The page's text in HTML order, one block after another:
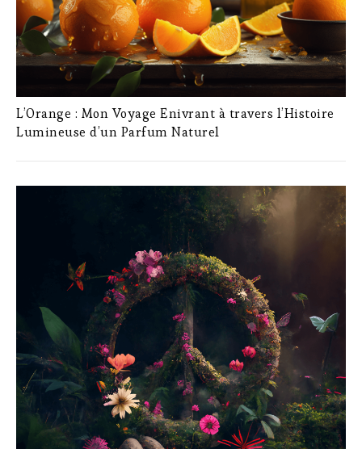
L’Orange : Mon Voyage Enivrant à travers l’Histoire
Lumineuse d’un Parfum Naturel